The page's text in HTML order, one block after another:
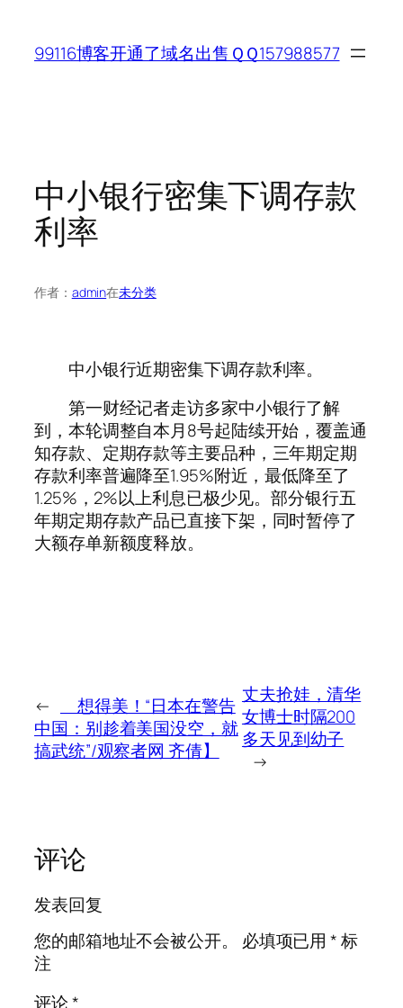
99116博客开通了域名出售ＱＱ157988577
中小银行密集下调存款
利率
作者： admin在未分类
中小银行近期密集下调存款利率。
第一财经记者走访多家中小银行了解
到，本轮调整自本月8号起陆续开始，覆盖通
知存款、定期存款等主要品种，三年期定期
存款利率普遍降至1.95%附近，最低降至了
1.25%，2%以上利息已极少见。部分银行五
年期定期存款产品已直接下架，同时暂停了
大额存单新额度释放。
←
想得美！“日本在警告
中国：别趁着美国没空，就
搞武统”/观察者网 齐倩】
丈夫抢娃，清华
女博士时隔200
多天见到幼子
→
评论
发表回复
您的邮箱地址不会被公开。
必填项已用*标
注
评论*